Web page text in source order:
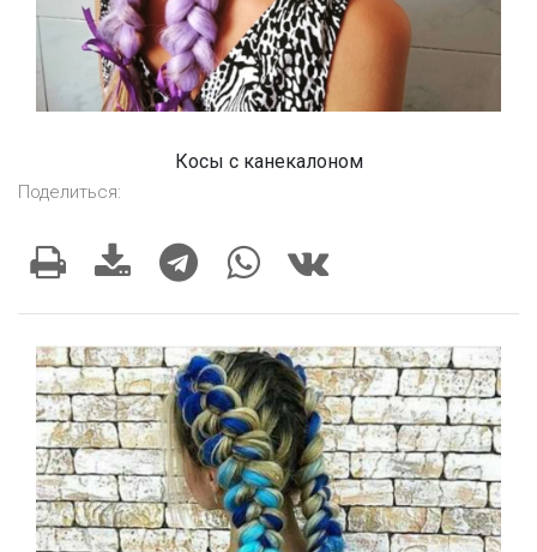
Косы с канекалоном
Поделиться: